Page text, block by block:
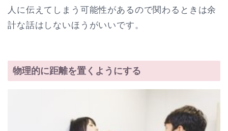
人に伝えてしまう可能性があるので関わるときは余
計な話はしないほうがいいです。
物理的に距離を置くようにする